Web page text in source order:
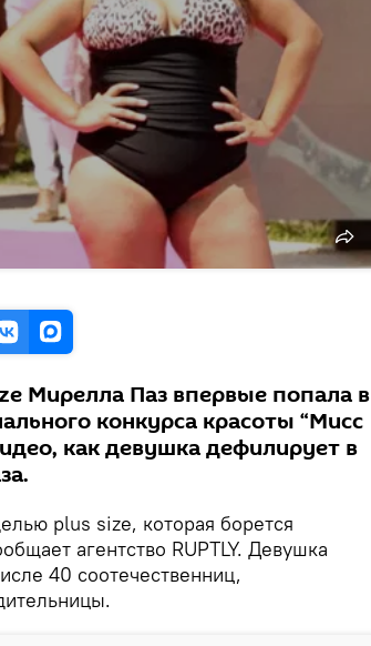
Мирелла Паз впервые попала в
конкурса красоты “Мисс
как девушка дефилирует в
plus size, которая борется
агентство RUPTLY. Девушка
40 соотечественниц,